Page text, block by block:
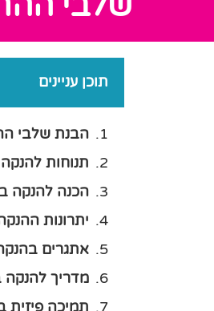
תוכן עניינים
הבנת שלבי
תנוחות
הכנה להנקה
יתרונות
אתגרים
מדריך להנקה
תמיכה